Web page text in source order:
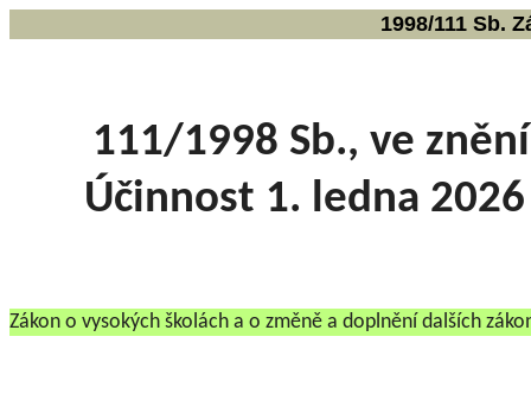
1998/111 Sb.
111/1998 Sb., ve
Účinnost 1. ledna 2026
Zákon o vysokých školách a o změně a doplnění dalších